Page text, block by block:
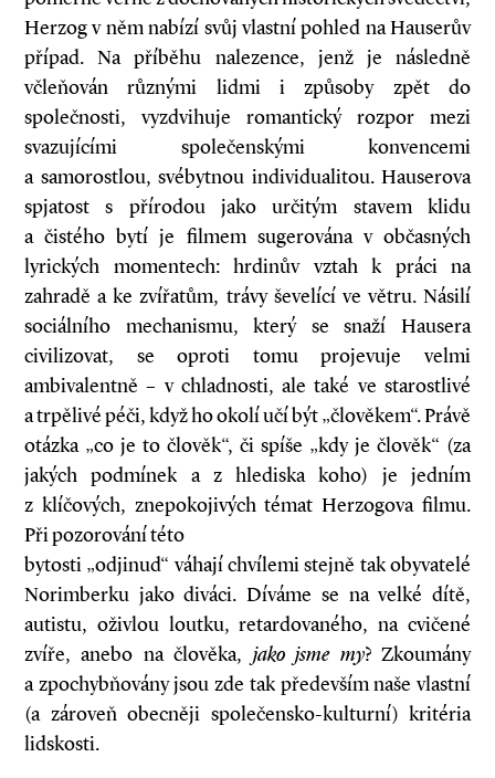
Herzog v něm nabízí svůj vlastní pohled na Hauserův
případ. Na příběhu nalezence, jenž je následně
včleňován různými lidmi i způsoby zpět do
společnosti, vyzdvihuje romantický rozpor mezi
svazujícími společenskými konvencemi
a samorostlou, svébytnou individualitou. Hauserova
spjatost s přírodou jako určitým stavem klidu
a čistého bytí je filmem sugerována v občasných
lyrických momentech: hrdinův vztah k práci na
zahradě a ke zvířatům, trávy ševelící ve větru. Násilí
sociálního mechanismu, který se snaží Hausera
civilizovat, se oproti tomu projevuje velmi
ambivalentně – v chladnosti, ale také ve starostlivé
a trpělivé péči, když ho okolí učí být „člověkem“. Právě
otázka „co je to člověk“, či spíše „kdy je člověk“ (za
jakých podmínek a z hlediska koho) je jedním
z klíčových, znepokojivých témat Herzogova filmu.
Při pozorování této
bytosti „odjinud“ váhají chvílemi stejně tak obyvatelé
Norimberku jako diváci. Díváme se na velké dítě,
autistu, oživlou loutku, retardovaného, na cvičené
zvíře, anebo na člověka, jako jsme my? Zkoumány
a zpochybňovány jsou zde tak především naše vlastní
(a zároveň obecněji společensko-kulturní) kritéria
lidskosti.